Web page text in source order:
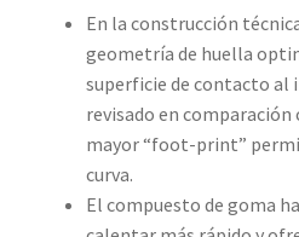
En la construcción
geometría de huella
superficie de contacto al
revisado en comparación
mayor “foot-print”
curva.
El compuesto de goma